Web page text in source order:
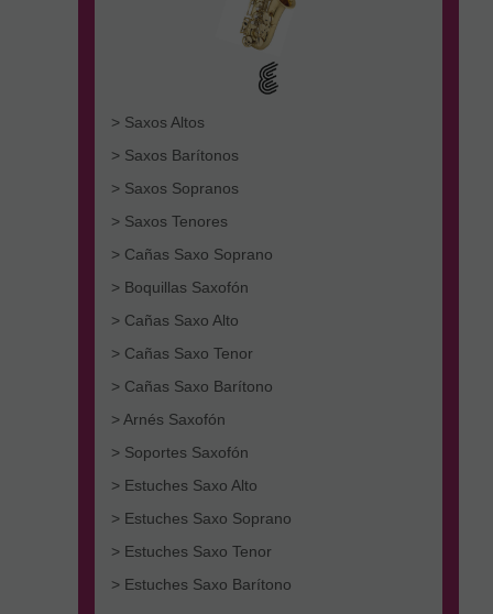
> Saxos Altos
> Saxos Barítonos
> Saxos Sopranos
> Saxos Tenores
> Cañas Saxo Soprano
> Boquillas Saxofón
> Cañas Saxo Alto
> Cañas Saxo Tenor
> Cañas Saxo Barítono
> Arnés Saxofón
> Soportes Saxofón
> Estuches Saxo Alto
> Estuches Saxo Soprano
> Estuches Saxo Tenor
> Estuches Saxo Barítono